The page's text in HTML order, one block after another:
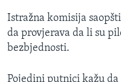
Istražna komisija
da provjerava da li su
bezbjednosti.
Pojedini putnici kažu